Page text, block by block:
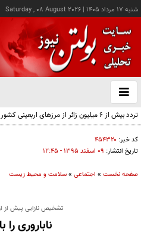
شنبه ۱۷ مرداد ۱۴۰۵ |
Saturday , 08 August 2026
باز
و
کد خبر: ۴۵۴۳۲۰
تاریخ انتشار: ۰۹ اسفند ۱۳۹۵ - ۱۲:۴۵
صفحه نخست » اجتماعی »سلامت و محیط زیست
تشخیص نازایی پیش از
ناباروری را